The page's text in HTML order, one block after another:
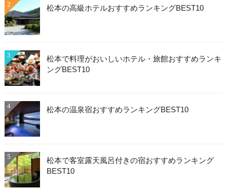
2 松本の高級ホテルおすすめランキングBEST10
3
松本で料理がおいしいホテル・旅館おすすめランキ
ングBEST10
4 松本の温泉宿おすすめランキングBEST10
5
松本で客室露天風呂付きの宿おすすめランキング
BEST10